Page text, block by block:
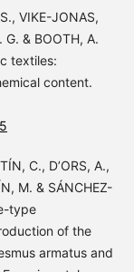
VIKE-JONAS,
G. & BOOTH, A.
textiles:
content.
C., D’ORS, A.,
M. & SÁNCHEZ-
type
of the
armatus and